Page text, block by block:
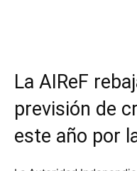
La AIReF
previsión de
este año por